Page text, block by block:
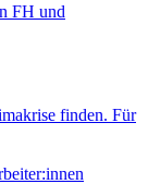
FH und
finden. Für